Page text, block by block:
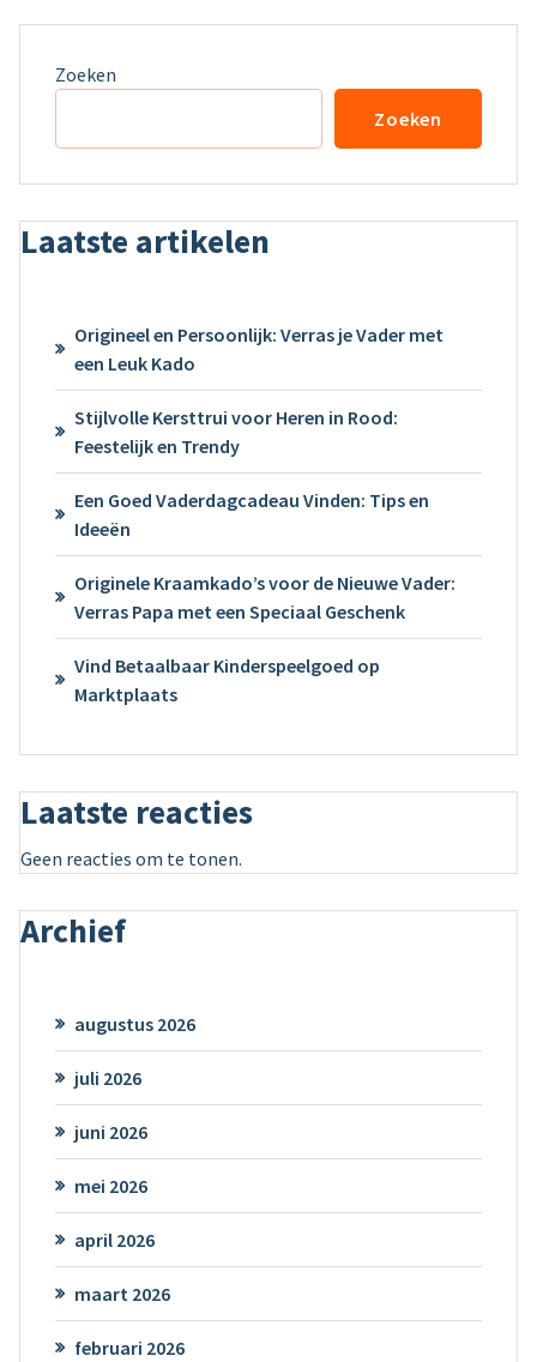
Zoeken
Zoeken
Laatste artikelen
Origineel en Persoonlijk: Verras je Vader met
een Leuk Kado
Stijlvolle Kersttrui voor Heren in Rood:
Feestelijk en Trendy
Een Goed Vaderdagcadeau Vinden: Tips en
Ideeën
Originele Kraamkado’s voor de Nieuwe Vader:
Verras Papa met een Speciaal Geschenk
Vind Betaalbaar Kinderspeelgoed op
Marktplaats
Laatste reacties
Geen reacties om te tonen.
Archief
augustus 2026
juli 2026
juni 2026
mei 2026
april 2026
maart 2026
februari 2026